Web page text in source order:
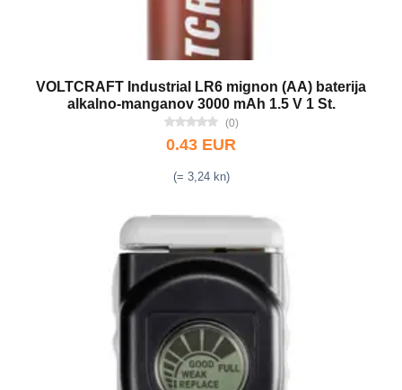
VOLTCRAFT Industrial LR6 mignon (AA) baterija
alkalno-manganov 3000 mAh 1.5 V 1 St.
(0)
0.43 EUR
(= 3,24 kn)